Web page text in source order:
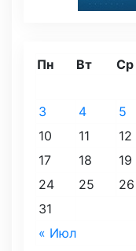
Пн Вт Ср
« Июл
3
4 5
10
11 12
17
18 19
24
25 26
31